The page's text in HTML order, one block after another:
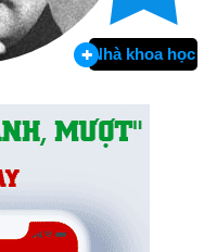
Nhà khoa học